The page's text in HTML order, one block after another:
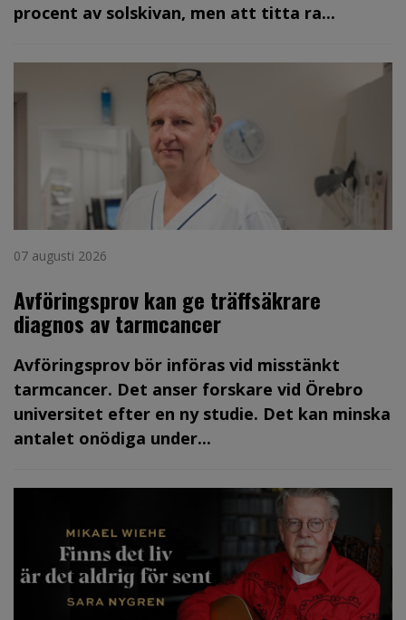
procent av solskivan, men att titta ra...
07 augusti 2026
Avföringsprov kan ge träffsäkrare
diagnos av tarmcancer
Avföringsprov bör införas vid misstänkt
tarmcancer. Det anser forskare vid Örebro
universitet efter en ny studie. Det kan minska
antalet onödiga under...